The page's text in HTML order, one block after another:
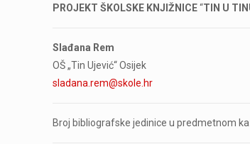
PROJEKT ŠKOLSKE KNJIŽNICE“TIN U
Slađana Rem
OŠ „Tin Ujević“ Osijek
sladana.rem@skole.hr
Broj bibliografske jedinice u predmetnom